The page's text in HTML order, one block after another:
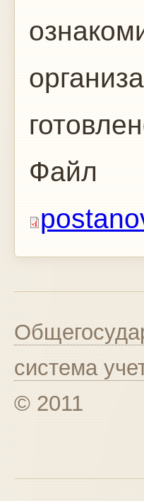
Файл
система
© 2011